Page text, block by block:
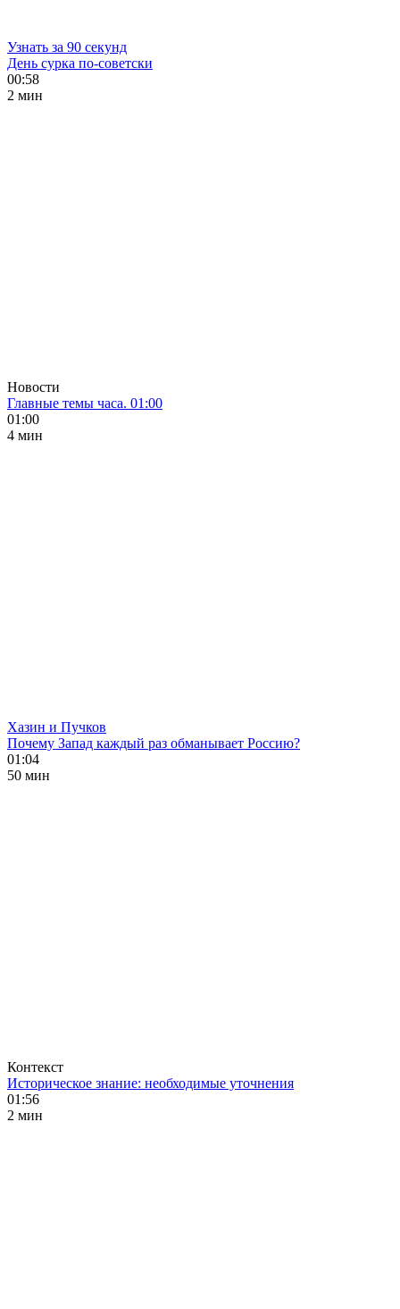
Узнать за 90 секунд
День сурка по-советски
00:58
2 мин
Новости
Главные темы часа. 01:00
01:00
4 мин
Хазин и Пучков
Почему Запад каждый раз обманывает Россию?
01:04
50 мин
Контекст
Историческое знание: необходимые уточнения
01:56
2 мин